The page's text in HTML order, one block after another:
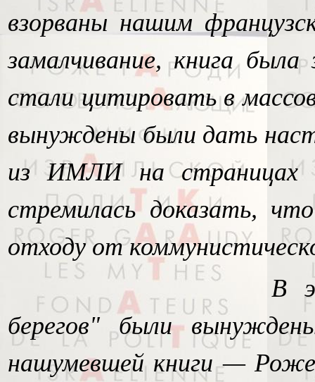
взорваны нашим
замалчивание, книга была
стали цитировать в
вынуждены были дать
из ИМЛИ на страницах
стремилась доказать,
отходу от
В
берегов" были
нашумевшей книги — Роже